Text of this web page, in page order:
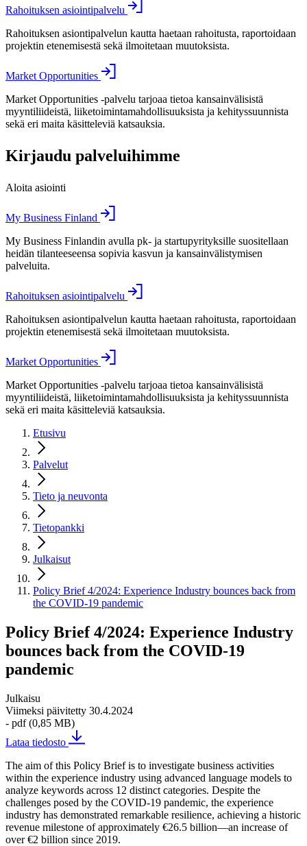
Rahoituksen asiointipalvelu
Rahoituksen asiontipalvelun kautta haetaan rahoitusta, raportoidaan
projektin etenemisestä sekä ilmoitetaan muutoksista.
Market Opportunities
Market Opportunities -palvelu tarjoaa tietoa kansainvälisistä
myyntiliideistä, liiketoimintamahdollisuuksista ja kehityssuunnista
sekä eri maita käsitteleviä katsauksia.
Kirjaudu palveluihimme
Aloita asiointi
My Business Finland
My Business Finlandin avulla pk- ja startupyrityksille suositellaan
heidän tilanteeseensa sopivia kasvun ja kansainvälistymisen
palveluita.
Rahoituksen asiointipalvelu
Rahoituksen asiontipalvelun kautta haetaan rahoitusta, raportoidaan
projektin etenemisestä sekä ilmoitetaan muutoksista.
Market Opportunities
Market Opportunities -palvelu tarjoaa tietoa kansainvälisistä
myyntiliideistä, liiketoimintamahdollisuuksista ja kehityssuunnista
sekä eri maita käsitteleviä katsauksia.
Etusivu
Palvelut
Tieto ja neuvonta
Tietopankki
Julkaisut
Policy Brief 4/2024: Experience Industry bounces back from
the COVID-19 pandemic
Policy Brief 4/2024: Experience Industry
bounces back from the COVID-19
pandemic
Julkaisu
Viimeksi päivitetty 30.4.2024
- pdf (0,85 MB)
Lataa tiedosto
The aim of this Policy Brief is to investigate business activities
within the experience industry using advanced language models to
analyze keywords across 12 distinct categories. Despite the
challenges posed by the COVID-19 pandemic, the experience
industry has demonstrated remarkable resilience, achieving a historic
revenue milestone of approximately €26.5 billion—an increase of
over €2 billion since 2019.